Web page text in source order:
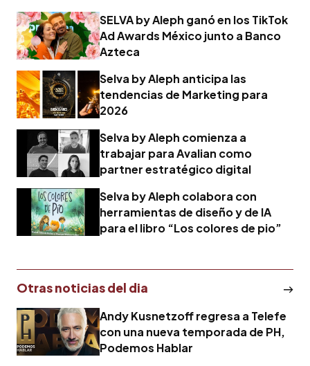
SELVA by Aleph ganó en los TikTok
Ad Awards México junto a Banco
Azteca
Selva by Aleph anticipa las
tendencias de Marketing para
2026
Selva by Aleph comienza a
trabajar para Avalian como
partner estratégico digital
Selva by Aleph colabora con
herramientas de diseño y de IA
para el libro “Los colores de pio”
Otras noticias del dia
Andy Kusnetzoff regresa a Telefe
con una nueva temporada de PH,
Podemos Hablar